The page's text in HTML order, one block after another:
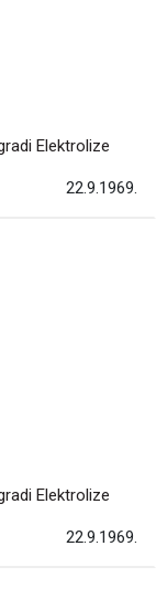
Elektrolize
22.9.1969.
Elektrolize
22.9.1969.